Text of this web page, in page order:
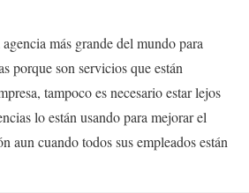
más grande del mundo para
porque son servicios que están
tampoco es necesario estar lejos
lo están usando para mejorar el
aun cuando todos sus empleados están